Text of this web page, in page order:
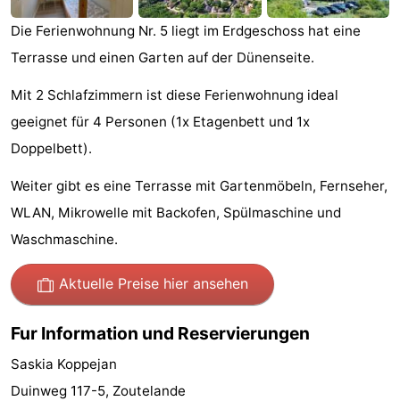
De
Zandput
-
Duinzicht
-
Joossesweg
-
Kustlicht
-
Meerpaal
-
Strandcamping
Valkenisse
-
Zee,
Bos
en
Duin
Hotels
Zimmer
(mit
Frühstück)
Lastminutes
Strand
Die Ferienwohnung Nr. 5 liegt im Erdgeschoss hat eine
Terrasse und einen Garten auf der Dünenseite.
Mit 2 Schlafzimmern ist diese Ferienwohnung ideal
geeignet für 4 Personen (1x Etagenbett und 1x
Doppelbett).
Weiter gibt es eine Terrasse mit Gartenmöbeln, Fernseher,
WLAN, Mikrowelle mit Backofen, Spülmaschine und
Waschmaschine.
Aktuelle Preise hier ansehen
Fur Information und Reservierungen
Saskia Koppejan
Duinweg 117-5, Zoutelande